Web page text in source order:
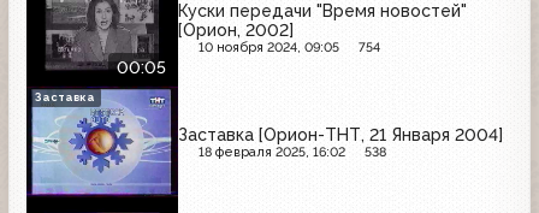
00:05
Куски передачи "Время новостей"
[Орион, 2002]
10 ноября 2024, 09:05 754
Заставка [Орион-ТНТ, 21 Января 2004]
18 февраля 2025, 16:02 538
Заставка